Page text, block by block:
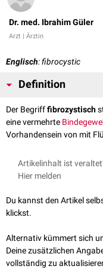
Dr. med. Ibrahim Güler
Arzt | Ärztin
Englisch: fibrocystic
Definition
Der Begrifffibrozystisch
eine vermehrte
Vorhandensein von mit
Artikelinhalt ist
Hier melden
Du kannst den Artikel
klickst.
Alternativ kümmert sich
Deine zusätzlichen
vollständig zu